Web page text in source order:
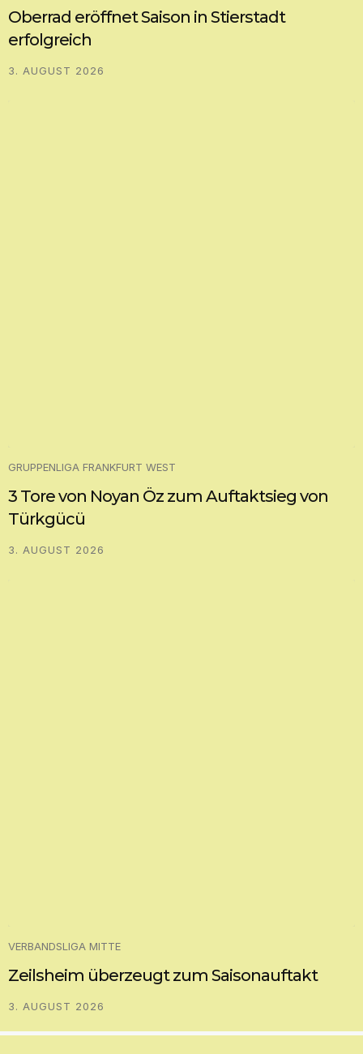
Oberrad eröffnet Saison in Stierstadt
erfolgreich
3. AUGUST 2026
GRUPPENLIGA FRANKFURT WEST
3 Tore von Noyan Öz zum Auftaktsieg von
Türkgücü
3. AUGUST 2026
VERBANDSLIGA MITTE
Zeilsheim überzeugt zum Saisonauftakt
3. AUGUST 2026